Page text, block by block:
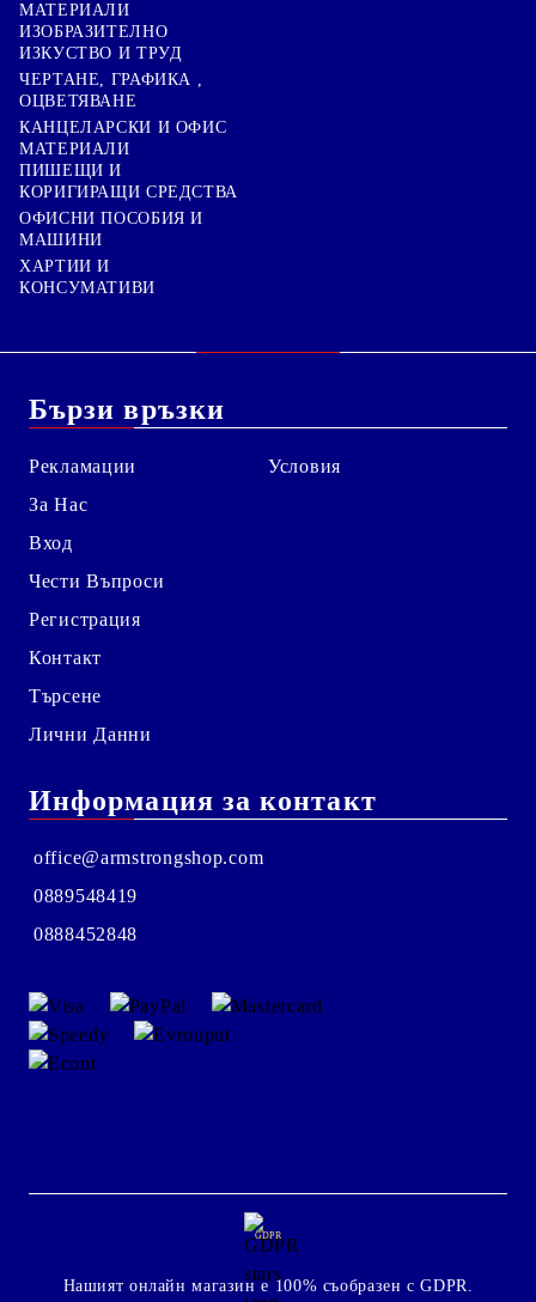
МАТЕРИАЛИ
ИЗОБРАЗИТЕЛНО
ИЗКУСТВО И ТРУД
ЧЕРТАНЕ, ГРАФИКА ,
ОЦВЕТЯВАНЕ
КАНЦЕЛАРСКИ И ОФИС
МАТЕРИАЛИ
ПИШЕЩИ И
КОРИГИРАЩИ СРЕДСТВА
ОФИСНИ ПОСОБИЯ И
МАШИНИ
ХАРТИИ И
КОНСУМАТИВИ
Бързи връзки
Рекламации
За Нас
Вход
Чести Въпроси
Регистрация
Контакт
Търсене
Лични Данни
Условия
Информация за контакт
office@armstrongshop.com
0889548419
0888452848
GDPR
Нашият онлайн магазин е 100% съобразен с GDPR.